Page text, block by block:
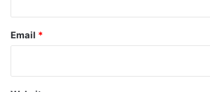
Email *